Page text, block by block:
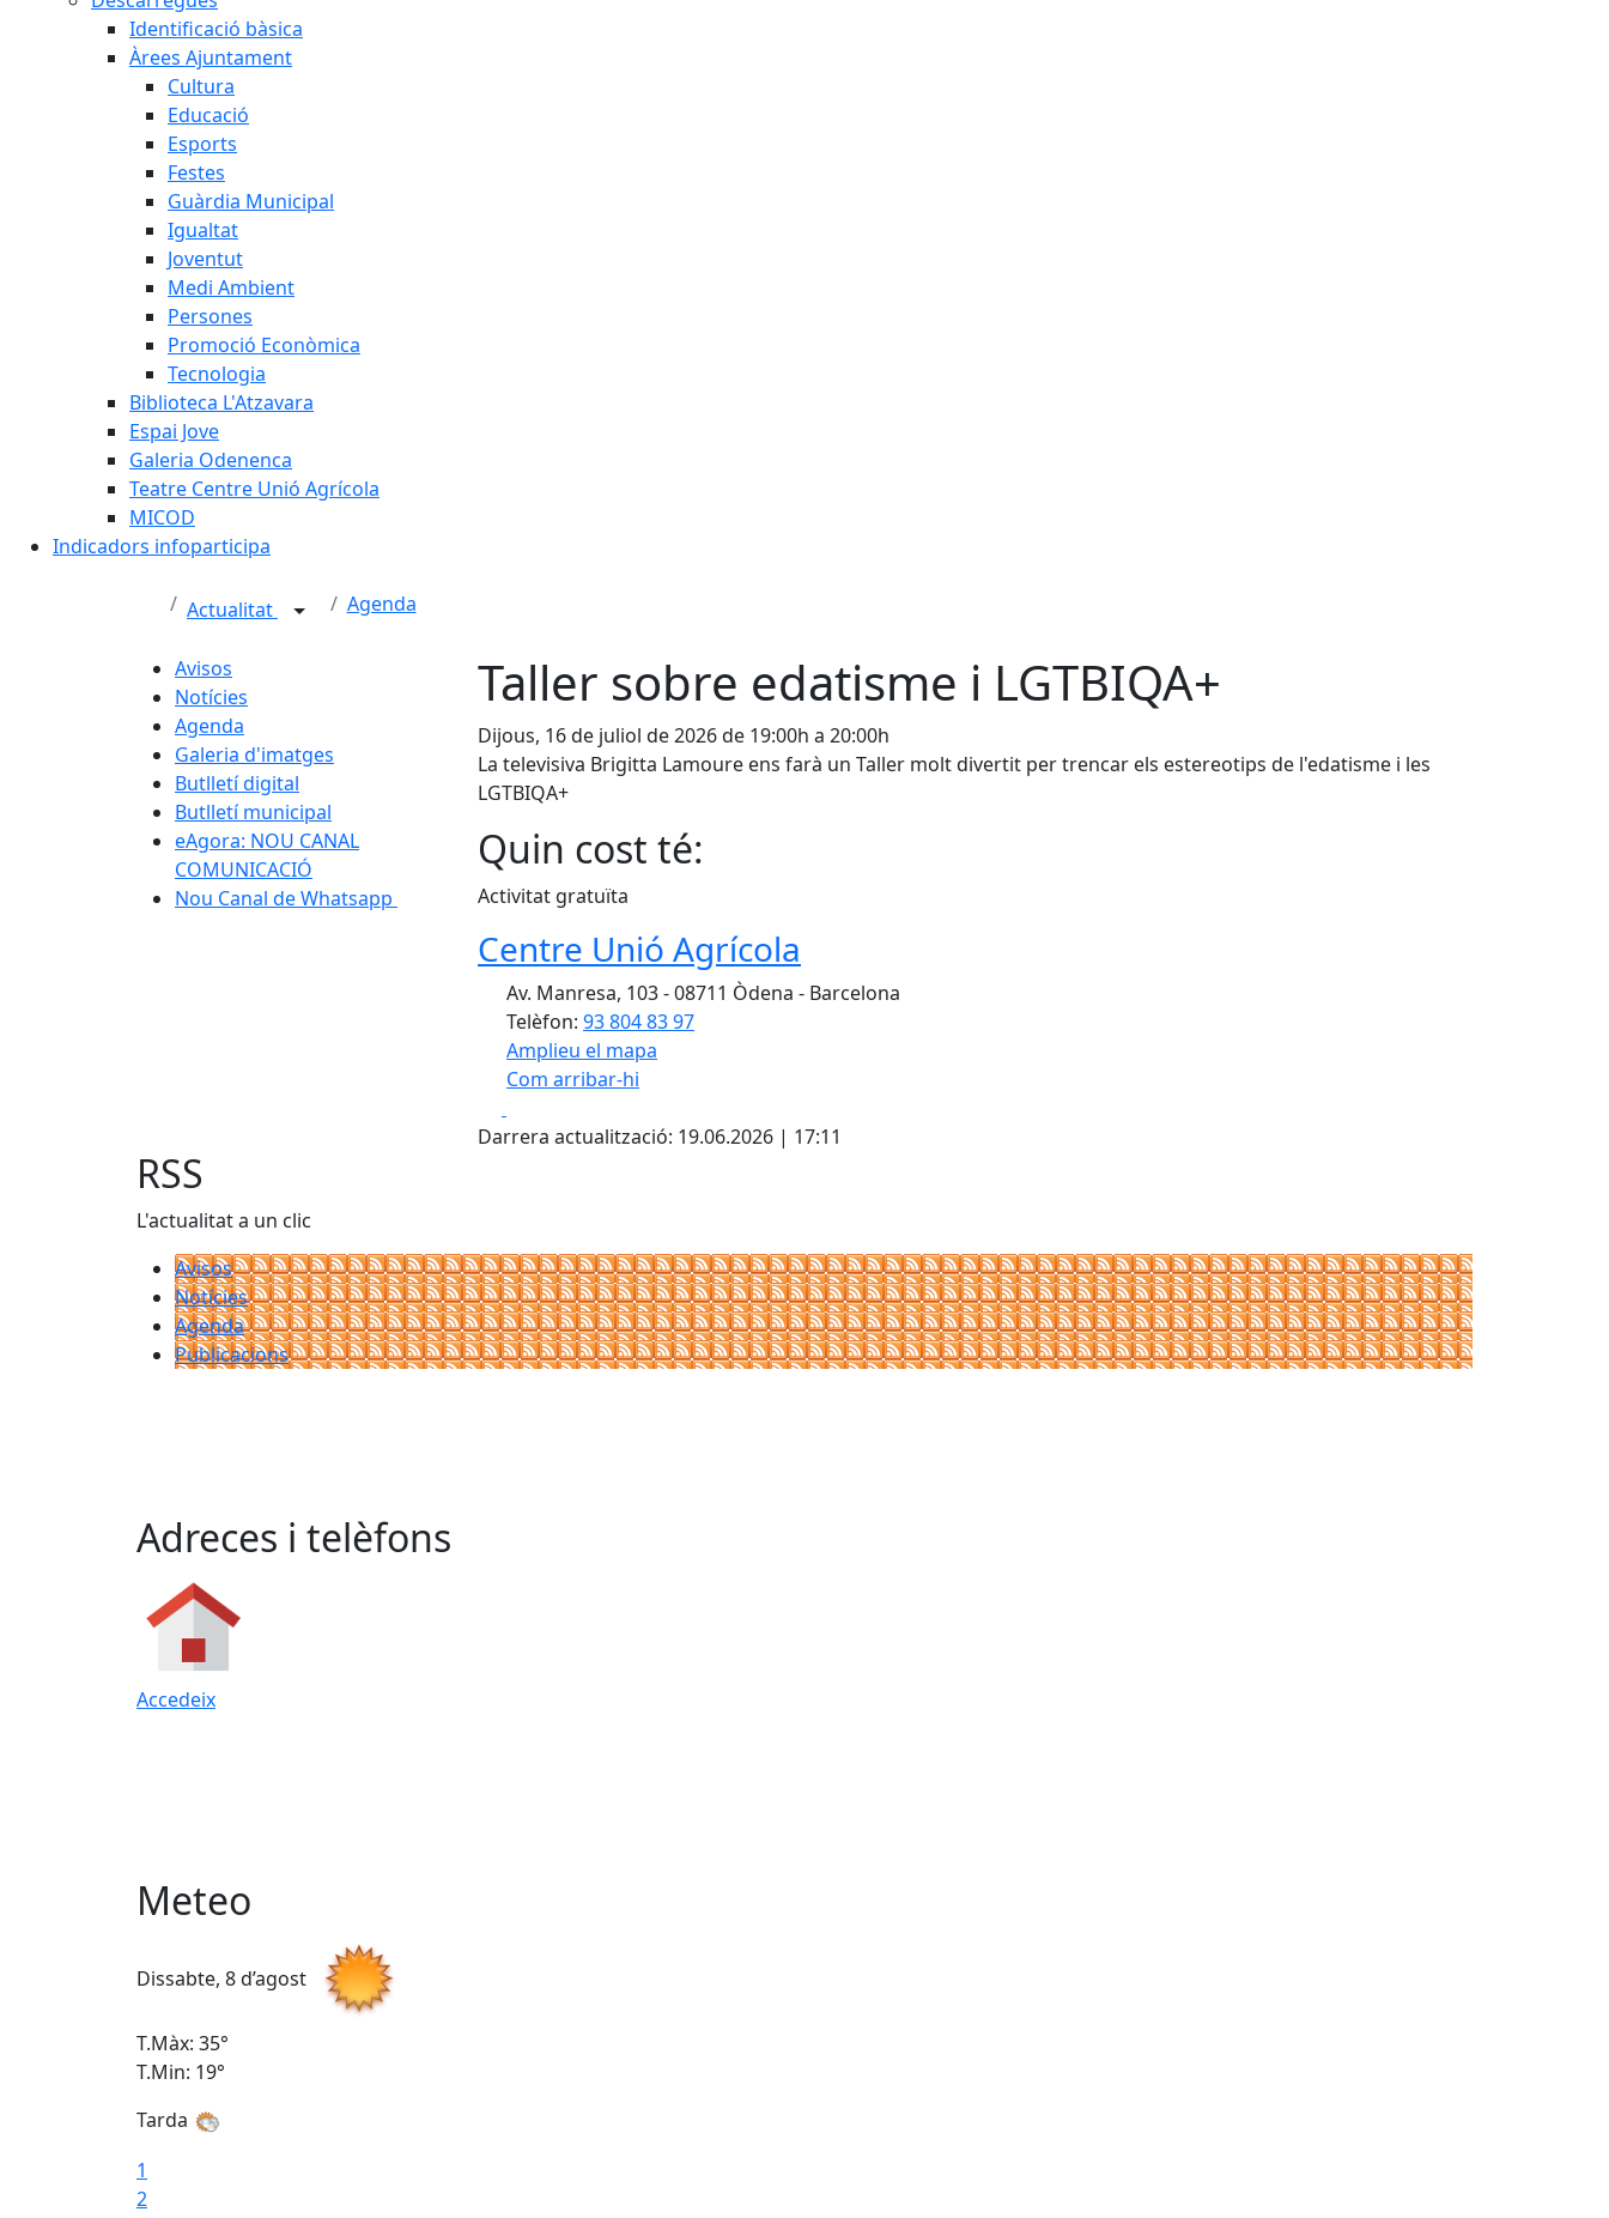
Identificació bàsica
Àrees Ajuntament
Cultura
Educació
Esports
Festes
Guàrdia Municipal
Igualtat
Joventut
Medi Ambient
Persones
Promoció Econòmica
Tecnologia
Biblioteca L'Atzavara
Espai Jove
Galeria Odenenca
Teatre Centre Unió Agrícola
MICOD
Indicadors infoparticipa
Actualitat Agenda
Avisos
Notícies
Agenda
Galeria d'imatges
Butlletí digital
Butlletí municipal
eAgora: NOU CANAL
COMUNICACIÓ
Nou Canal de Whatsapp
Taller sobre edatisme i LGTBIQA+
Dijous, 16 de juliol de 2026 de 19:00h a 20:00h
La televisiva Brigitta Lamoure ens farà un Taller molt divertit per trencar els estereotips de l'edatisme i les
LGTBIQA+
Quin cost té:
Activitat gratuïta
Centre Unió Agrícola
Av. Manresa, 103 - 08711 Òdena - Barcelona
Telèfon: 93 804 83 97
Amplieu el mapa
Com arribar-hi
+
Darrera actualització: 19.06.2026 | 17:11
RSS
L'actualitat a un clic
Avisos
Notícies
Agenda
Publicacions
Adreces i telèfons
Accedeix
Meteo
Dissabte, 8 d’agost
T.Màx: 35°
T.Min: 19°
Tarda
1
2